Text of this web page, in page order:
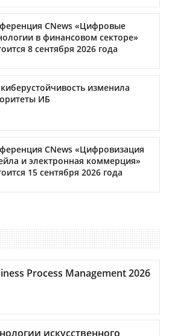
CNews «Цифровые
в финансовом секторе»
8 сентября 2026 года
изменила
ИБ
CNews «Цифровизация
и электронная коммерция»
15 сентября 2026 года
Process Management 2026
искусственного